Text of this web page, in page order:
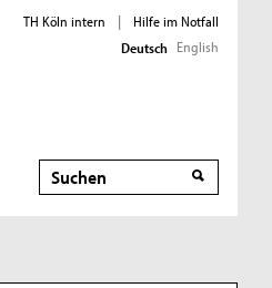
TH Köln intern |
Hilfe im Notfall
Deutsch English
Suche